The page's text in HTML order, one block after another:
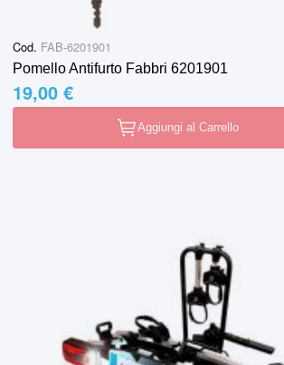
Cod. FAB-6201901
Pomello Antifurto Fabbri 6201901
19,00 €
Aggiungi al Carrello